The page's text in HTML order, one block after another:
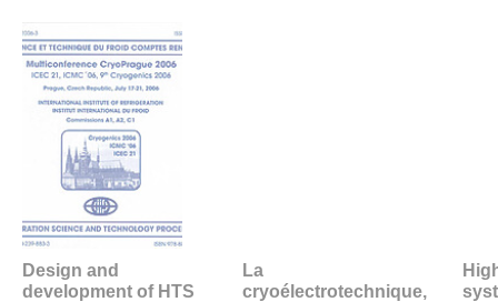
Design and
development of HTS
La
cryoélectrotechnique,